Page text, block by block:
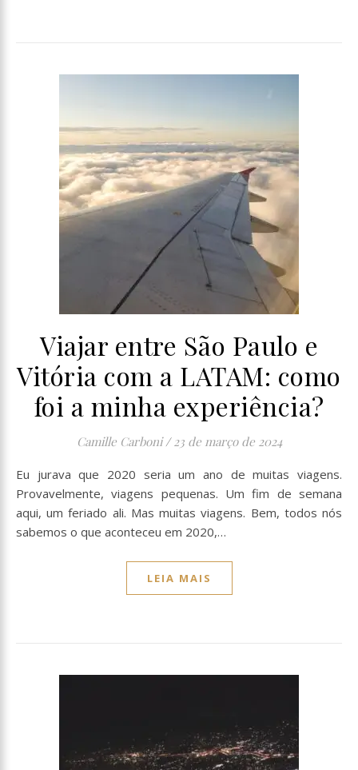
Viajar entre São Paulo e
Vitória com a LATAM: como
foi a minha experiência?
Camille Carboni / 23 de março de 2024
Eu jurava que 2020 seria um ano de muitas viagens.
Provavelmente, viagens pequenas. Um fim de semana
aqui, um feriado ali. Mas muitas viagens. Bem, todos nós
sabemos o que aconteceu em 2020,…
LEIA MAIS